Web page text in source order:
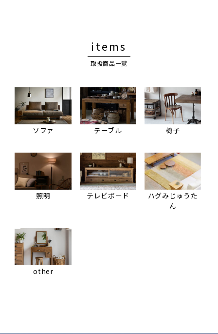
items
取扱商品一覧
ソファ テーブル 椅子
照明 テレビボード
ハグみじゅうた
ん
other